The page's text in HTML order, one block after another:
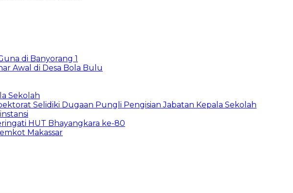
di Banyorang 1
Awal di Desa Bola Bulu
Sekolah
Selidiki Dugaan Pungli Pengisian Jabatan Kepala Sekolah
HUT Bhayangkara ke-80
Makassar